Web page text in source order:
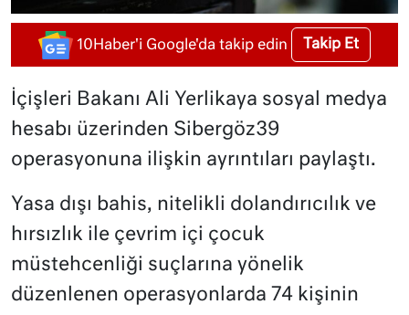
10Haber'i Google'da takip edin Takip Et
İçişleri Bakanı Ali Yerlikaya sosyal medya
hesabı üzerinden Sibergöz39
operasyonuna ilişkin ayrıntıları paylaştı.
Yasa dışı bahis, nitelikli dolandırıcılık ve
hırsızlık ile çevrim içi çocuk
müstehcenliği suçlarına yönelik
düzenlenen operasyonlarda 74 kişinin